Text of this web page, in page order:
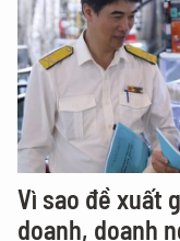
Vì sao đề xuất
doanh, doanh